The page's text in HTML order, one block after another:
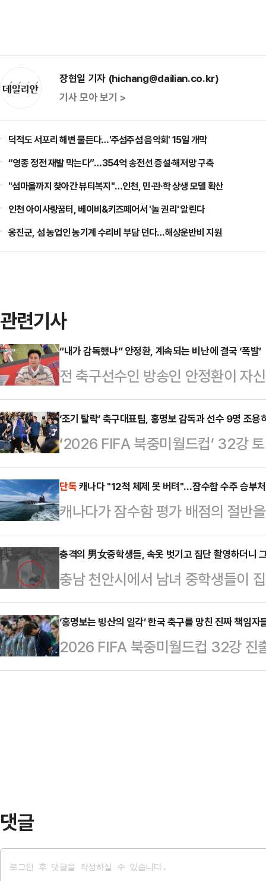
장현일 기자 (hichang@dailian.co.kr)
기사 모아 보기 >
덕적도 서포리 해변 물든다…'주섬주섬 음악회' 15일 개막
“영종 정전 재발 막는다”…354억 송전선 증설·해저망 구축
"섬마을까지 찾아간 뷰티복지"…인천, 민·관·학 상생 모델 확산
인천 아이사랑꿈터, 베이비&키즈페어서 '놀 권리' 알린다
옹진군, 섬 농업인 농기계 수리비 부담 던다…해상운반비 지원
관련기사
“내가 감독했냐” 안정환, 계속되는 비난에 결국 ‘폭발’
전 축구선수인 방송인 안정환이 자
개된 틱톡 예능 프로그램 '티키티키
일, 윤장현 캐스터가 출연했다.이날
언급하며 "깨끗하게 청소해야 한다
구 진 걸 왜 나한테 뭐라고 하냐"고
으려고 그런다"고 공감했다.안정환
대해서도 선을 그었다. 그는 "축구
는 것 아니냐는 말을…
‘조기 탈락’ 축구대표팀, 홍명보 감독과 선수 9명 조
‘2026 FIFA 북중미월드컵’ 32강
홍명보호 본진이 귀국했다.월드컵
수 8명은 30일 오전 인천국제공항
한국 축구대표팀은 이번 북중미 대
록, A조 3위에 자리했다.와일드카
위 팀 간 경쟁에서 32강 진출 마지
축구대표팀의 32강 토너먼트 진출
휘봉을 …
단독캐나다 "12척 체제 못 버텨"…잠수함 수주 승부
캐나다가 잠수함 평가 배점의 절반
확인됐다. 캐나다 정부가 스스로 "
을 감당하기 어렵다"고 인정한 것
간 이를 유지·정비할 산업 기반을
요소라는 의미다.캐나다가 유지보
존 4척 규모였던 잠수함 전력을 최
다. 잠수함 숫자는 세 배로 늘어나
야 하는 만큼, 캐…
충격의 男女중학생들, 속옷 벗기고 집단 촬영하더니
충남 천안시에서 남녀 중학생들이
이 피해 학생에게 보복 폭행을 한
장애가 있는 중학교 3학년 학생 A
를 받고 있는 중학생 7명 중 일부가
했다.공개된 영상에는 남녀 학생 7
‘홍명보는 빙산의 일각’ 한국 축구를 망친 진짜 책임자
2026 FIFA 북중미월드컵 32강 진
성난 여론의 화살이 홍명보 감독을
댓글